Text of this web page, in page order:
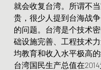
就会收复台湾。所谓不
贵，很少人提到台海战
的问题。台湾是个技术
础设施完善、工程技术
均教育和收入水平极高的
台湾国民生产总值在2014